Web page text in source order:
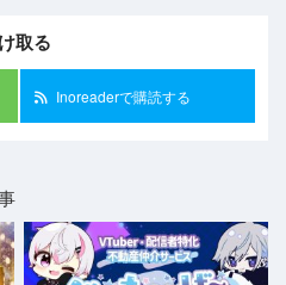
取る
Inoreaderで購読する